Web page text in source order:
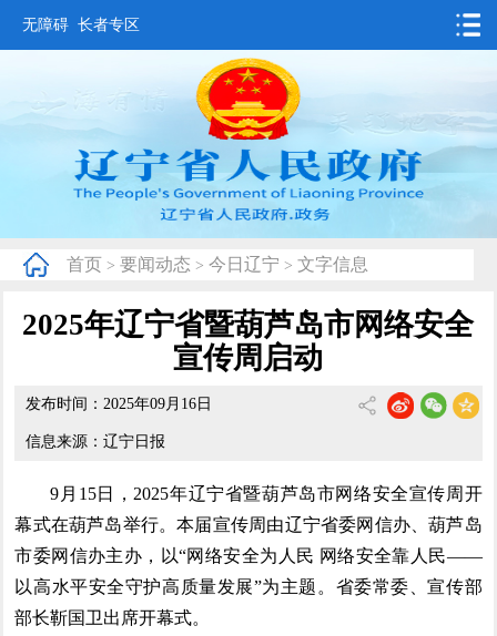
无障碍 长者专区
要闻动态
政务公开
互动交流
数据发布
首页 > 要闻动态 > 今日辽宁 > 文字信息
2025年辽宁省暨葫芦岛市网络安全
宣传周启动
发布时间：2025年09月16日
信息来源：辽宁日报
9月15日，2025年辽宁省暨葫芦岛市网络安全宣传周开
幕式在葫芦岛举行。本届宣传周由辽宁省委网信办、葫芦岛
市委网信办主办，以“网络安全为人民 网络安全靠人民——
以高水平安全守护高质量发展”为主题。省委常委、宣传部
部长靳国卫出席开幕式。